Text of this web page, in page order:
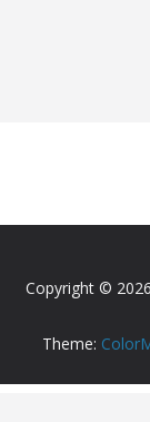
Copyright © 2026
Theme: